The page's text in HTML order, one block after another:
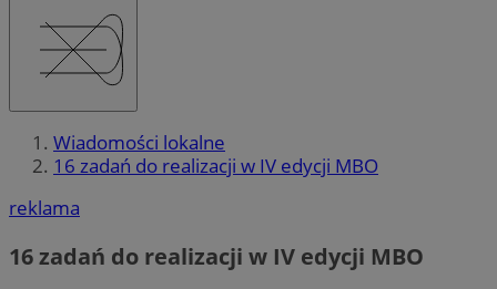
Wiadomości lokalne
16 zadań do realizacji w IV edycji MBO
reklama
16 zadań do realizacji w IV edycji MBO